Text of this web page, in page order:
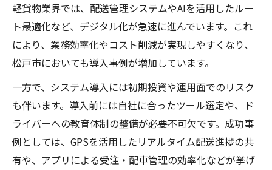
軽貨物業界では、配送管理システムやAIを活用したルー
ト最適化など、デジタル化が急速に進んでいます。これ
により、業務効率化やコスト削減が実現しやすくなり、
松戸市においても導入事例が増加しています。
一方で、システム導入には初期投資や運用面でのリスク
も伴います。導入前には自社に合ったツール選定や、ド
ライバーへの教育体制の整備が必要不可欠です。成功事
例としては、GPSを活用したリアルタイム配送進捗の共
有や、アプリによる受注・配車管理の効率化などが挙げ